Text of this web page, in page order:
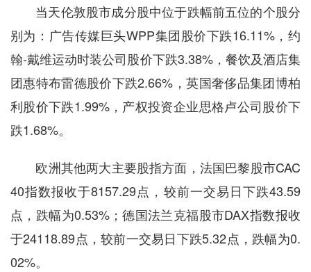
当天伦敦股市成分股中位于跌幅前五位的个股分
别为：广告传媒巨头WPP集团股价下跌16.11%，约
翰-戴维运动时装公司股价下跌3.38%，餐饮及酒店集
团惠特布雷德股价下跌2.66%，英国奢侈品集团博柏
利股价下跌1.99%，产权投资企业思格卢公司股价下
跌1.68%。
欧洲其他两大主要股指方面，法国巴黎股市CAC
40指数报收于8157.29点，较前一交易日下跌43.59
点，跌幅为0.53%；德国法兰克福股市DAX指数报收
于24118.89点，较前一交易日下跌5.32点，跌幅为0.
02%。